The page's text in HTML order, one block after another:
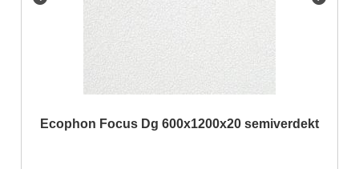
Ecophon Focus Dg 600x1200x20 semiverdekt